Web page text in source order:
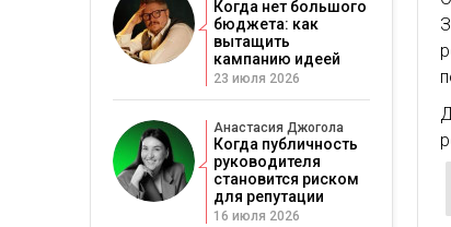
Когда нет большого
бюджета: как
вытащить
кампанию идеей
23 июля 2026
Анастасия Джогола
Когда публичность
руководителя
становится риском
для репутации
16 июля 2026